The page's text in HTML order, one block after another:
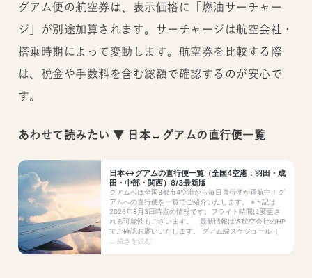
グアム便の航空券は、表示価格に「燃油サーチャー
ジ」が別途加算されます。サーチャージは航空会社・
搭乗時期によって変動します。航空券を比較する際
は、税金や手数料を含む総額で確認するのが安心で
す。
あわせて読みたい ▼ 日本↔グアムの直行便一覧